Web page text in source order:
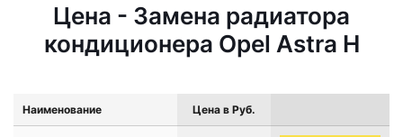
Цена - Замена радиатора
кондиционера Opel Astra H
Наименование Цена в Руб.